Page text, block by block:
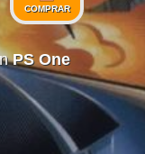
COMPRAR
PS One